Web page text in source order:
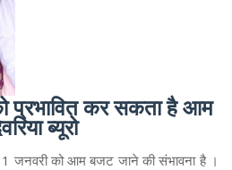
प्रभावित कर सकता है आम
ब्यूरो
जनवरी को आम बजट जाने की संभावना है ।